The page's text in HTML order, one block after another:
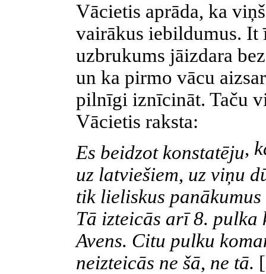
Vācietis aprāda, ka
vairākus iebildumus. It
uzbrukums jāizdara
un ka pirmo vācu
pilnīgi iznīcināt. Taču
Vācietis raksta:
Es beidzot konstatēju,
uz latviešiem, uz viņu
tik lieliskus
Tā izteicās arī 8. pulka
Avens. Citu pulku
neizteicās ne šā, ne tā.